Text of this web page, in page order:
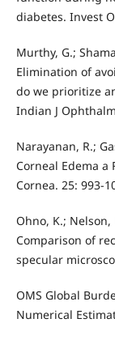
diabetes. Invest
Murthy, G.;
Elimination of
do we prioritize
Indian J
Narayanan, R.;
Corneal Edema a
Cornea. 25: 993-
Ohno, K.; Nelson,
Comparison of
specular
OMS Global
Numerical